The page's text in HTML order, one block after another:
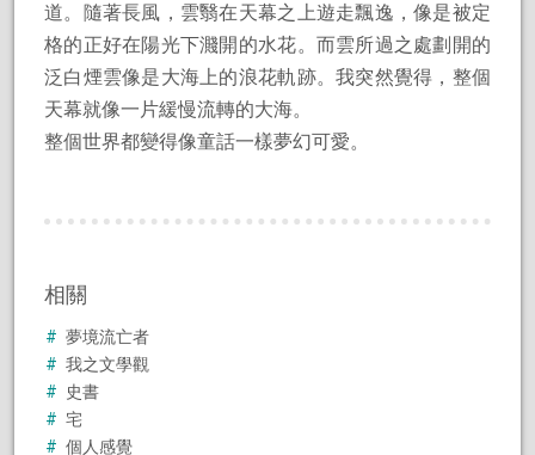
道。隨著長風，雲翳在天幕之上遊走飄逸，像是被定
格的正好在陽光下濺開的水花。而雲所過之處劃開的
泛白煙雲像是大海上的浪花軌跡。我突然覺得，整個
天幕就像一片緩慢流轉的大海。
整個世界都變得像童話一樣夢幻可愛。
相關
夢境流亡者
我之文學觀
史書
宅
個人感覺